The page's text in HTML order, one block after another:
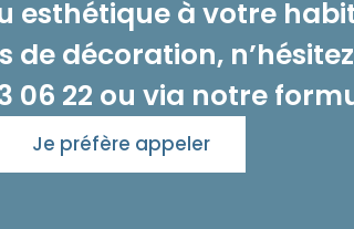
esthétique à votre
décoration,
06 22 ou via notre
Je préfère appeler